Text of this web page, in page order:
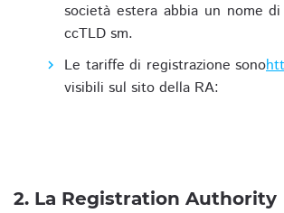
società estera abbia un nome
ccTLD sm.
Le tariffe di registrazione sono
visibili sul sito della RA:
2. La Registration Authority